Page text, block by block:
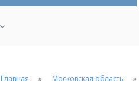
Главная Московская область